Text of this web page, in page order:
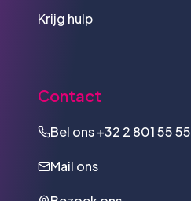
Krijg hulp
Contact
Bel ons+32 2 801 55 55
Mail ons